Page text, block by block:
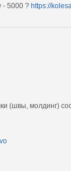
- 5000 ? https://
(швы, молдинг)